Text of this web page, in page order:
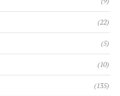
(22)
(5)
(10)
(135)